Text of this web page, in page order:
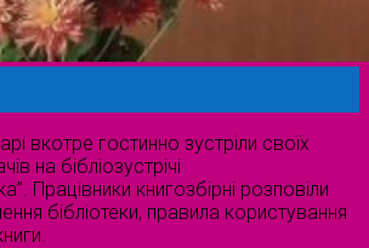
вкотре гостинно зустріли своїх
на бібліозустрічі
Працівники книгозбірні розповіли
бібліотеки, правила користування